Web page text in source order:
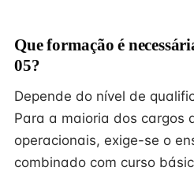
Que formação é
05?
Depende do nível de
Para a maioria dos cargos
operacionais, exige-se o
combinado com curso